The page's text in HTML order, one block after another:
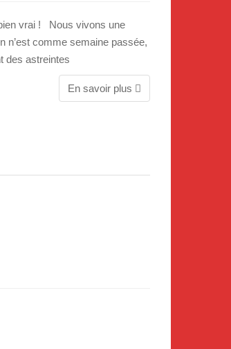
vrai ! Nous vivons une
n’est comme semaine passée,
des astreintes
En savoir plus